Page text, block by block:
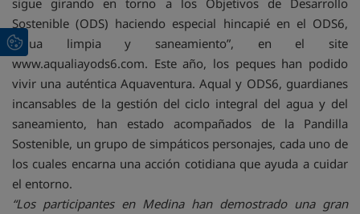
Sostenible (ODS) haciendo especial hincapié en el ODS6,
“agua limpia y saneamiento”, en el site
www.aqualiayods6.com. Este año, los peques han podido
vivir una auténtica Aquaventura. Aqual y ODS6, guardianes
incansables de la gestión del ciclo integral del agua y del
saneamiento, han estado acompañados de la Pandilla
Sostenible, un grupo de simpáticos personajes, cada uno de
los cuales encarna una acción cotidiana que ayuda a cuidar
el entorno.
“Los participantes en Medina han demostrado una gran